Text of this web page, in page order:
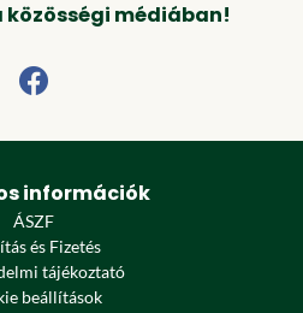
közösségi médiában!
információk
ÁSZF
és Fizetés
tájékoztató
beállítások